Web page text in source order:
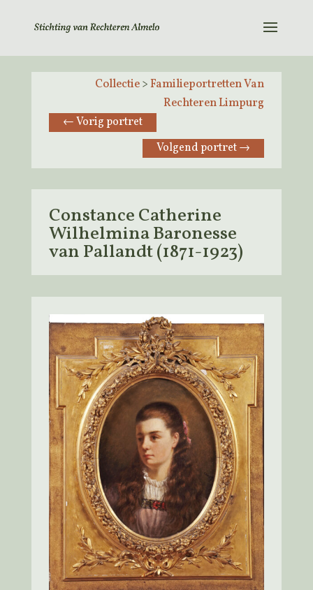
Collectie>Familieportretten Van
Rechteren Limpurg
←Vorig portret
Volgend portret→
Constance Catherine
Wilhelmina Baronesse
van Pallandt (1871-1923)